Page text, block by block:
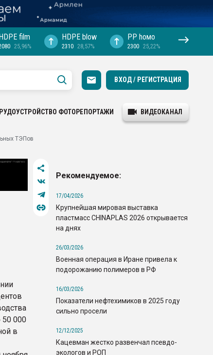
film
25,96%
HDPE blow
2310 28,57%
PP hомо
2300 25,22%
ВХОД / РЕГИСТРАЦИЯ
ФОТОРЕПОРТАЖИ ВИДЕОКАНАЛ
ТЭПов
50 000
в
Рекомендуемое:
17/04/2026
Крупнейшая мировая выставка
пластмасс CHINAPLAS 2026 открывается
на днях
26/03/2026
Военная операция в Иране привела к
подорожанию полимеров в РФ
16/03/2026
Показатели нефтехимиков в 2025 году
сильно просели
12/12/2025
Кацевман жестко развенчал псевдо-
экологов и РОП